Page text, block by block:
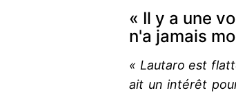
« Il y a une
n'a jamais
« Lautaro est
ait un intérêt